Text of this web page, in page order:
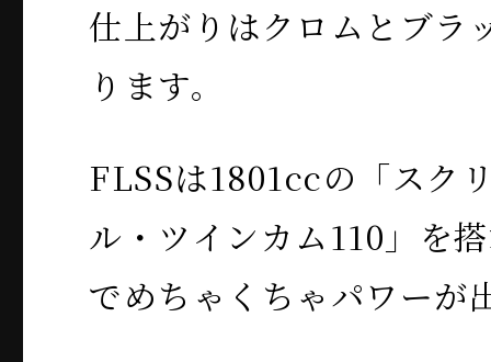
仕上がりはクロムとブラ
ります。
FLSSは1801ccの「スク
ル・ツインカム110」を
でめちゃくちゃパワーが